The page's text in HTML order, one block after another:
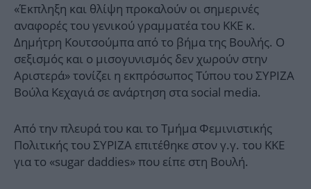
«Έκπληξη και θλίψη προκαλούν οι σημερινές
αναφορές του γενικού γραμματέα του ΚΚΕ κ.
Δημήτρη Κουτσούμπα από το βήμα της Βουλής. Ο
σεξισμός και ο μισογυνισμός δεν χωρούν στην
Αριστερά» τονίζει η εκπρόσωπος Τύπου του ΣΥΡΙΖΑ
Βούλα Κεχαγιά σε ανάρτηση στα social media.
Από την πλευρά του και το Τμήμα Φεμινιστικής
Πολιτικής του ΣΥΡΙΖΑ επιτέθηκε στον γ.γ. του ΚΚΕ
για το «sugar daddies» που είπε στη Βουλή.